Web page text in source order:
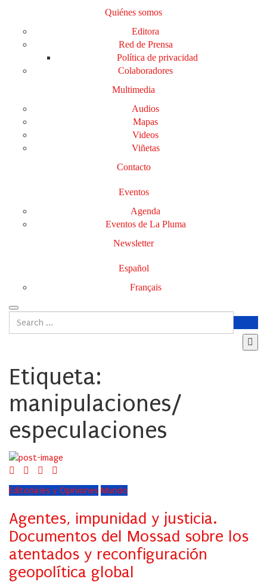
Quiénes somos
Editora
Red de Prensa
Política de privacidad
Colaboradores
Multimedia
Audios
Mapas
Videos
Viñetas
Contacto
Eventos
Agenda
Eventos de La Pluma
Newsletter
Español
Français
Etiqueta:
manipulaciones/
especulaciones
Editoriales y Opiniones Mundo
Agentes, impunidad y justicia.
Documentos del Mossad sobre los
atentados y reconfiguración
geopolítica global